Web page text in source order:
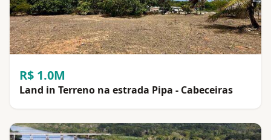
R$ 1.0M
Land in Terreno na estrada Pipa - Cabeceiras